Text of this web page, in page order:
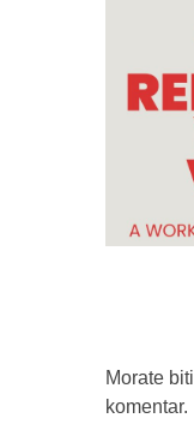
Morate biti
komentar.